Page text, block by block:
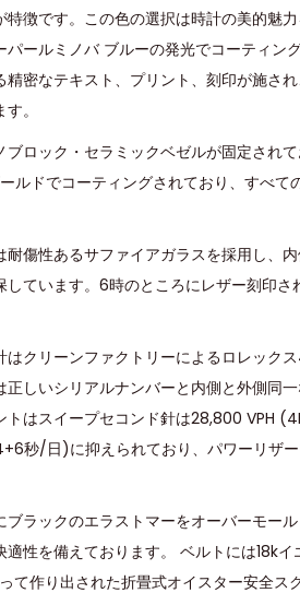
徴です。この色の選択は時計の美的魅
ールミノバ ブルーの発光でコーティン
密なテキスト、プリント、刻印が施さ
。
ロック・セラミックベゼルが固定され
ルドでコーティングされており、すべ
耐傷性あるサファイアガラスを採用し、
ています。6時のところにレザー刻印
はクリーンファクトリーによるロレック
正しいシリアルナンバーと内側と外側同
トはスイープセコンド針は28,800 VPH
秒/日)に抑えられており、パワーリザ
ブラックのエラストマーをオーバーモー
性を備えております。 ベルトには18k
て作り出された折畳式オイスター安全ス